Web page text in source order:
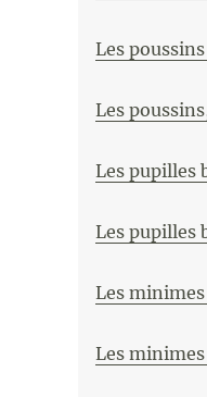
Les
Les
Les pupilles
Les pupilles
Les
Les